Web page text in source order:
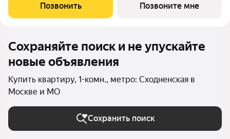
благоустроенной набережной канала имени Москвы. Проект
создает идеальный баланс жизни в
Позвонить Позвоните мне
Сохраняйте поиск и не упускайте
новые объявления
Купить квартиру, 1-комн., метро: Сходненская в
Москве и МО
Сохранить поиск